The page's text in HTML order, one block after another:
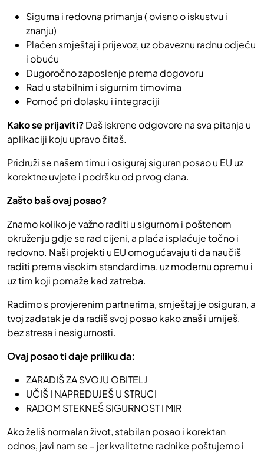
Sigurna i redovna primanja ( ovisno o iskustvu i
znanju)
Plaćen smještaj i prijevoz, uz obaveznu radnu odjeću
i obuću
Dugoročno zaposlenje prema dogovoru
Rad u stabilnim i sigurnim timovima
Pomoć pri dolasku i integraciji
Kako se prijaviti?Daš iskrene odgovore na sva pitanja u
aplikaciji koju upravo čitaš.
Pridruži se našem timu i osiguraj siguran posao u EU uz
korektne uvjete i podršku od prvog dana.
Zašto baš ovaj posao?
Znamo koliko je važno raditi u sigurnom i poštenom
okruženju gdje se rad cijeni, a plaća isplaćuje točno i
redovno. Naši projekti u EU omogućavaju ti da naučiš
raditi prema visokim standardima, uz modernu opremu i
uz tim koji pomaže kad zatreba.
Radimo s provjerenim partnerima, smještaj je osiguran, a
tvoj zadatak je da radiš svoj posao kako znaš i umiješ,
bez stresa i nesigurnosti.
Ovaj posao ti daje priliku da:
ZARADIŠ ZA SVOJU OBITELJ
UČIŠ I NAPREDUJEŠ U STRUCI
RADOM STEKNEŠ SIGURNOST I MIR
Ako želiš normalan život, stabilan posao i korektan
odnos, javi nam se – jer kvalitetne radnike poštujemo i